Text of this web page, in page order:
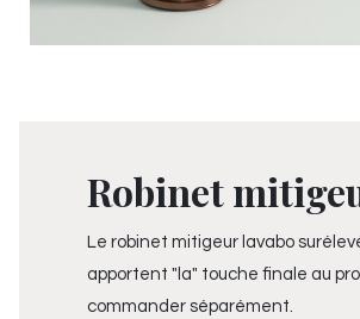
Robinet
Le robinet mitigeur lavabo
apportent "la" touche finale au
commander séparément.